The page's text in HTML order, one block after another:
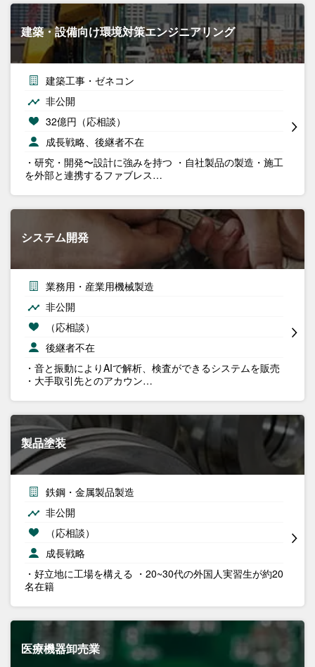
建築・設備向け環境対策エンジニアリング
建築工事・ゼネコン
非公開
32億円（応相談）
成長戦略、後継者不在
・研究・開発〜設計に強みを持つ ・自社製品の製造・施工
を外部と連携するファブレス…
システム開発
業務用・産業用機械製造
非公開
（応相談）
後継者不在
・音と振動によりAIで解析、検査ができるシステムを販売
・大手取引先とのアカウン…
製品塗装
鉄鋼・金属製品製造
非公開
（応相談）
成長戦略
・好立地に工場を構える ・20~30代の外国人実習生が約20
名在籍
医療機器卸売業